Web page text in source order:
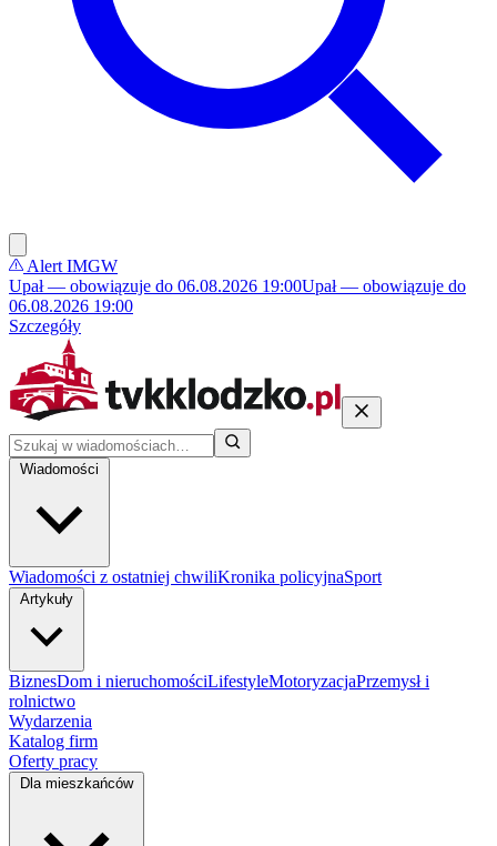
Alert IMGW
Upał — obowiązuje do 06.08.2026 19:00Upał — obowiązuje do
06.08.2026 19:00
Szczegóły
Wiadomości
Wiadomości z ostatniej chwiliKronika policyjnaSport
Artykuły
BiznesDom i nieruchomościLifestyleMotoryzacjaPrzemysł i
rolnictwo
Wydarzenia
Katalog firm
Oferty pracy
Dla mieszkańców